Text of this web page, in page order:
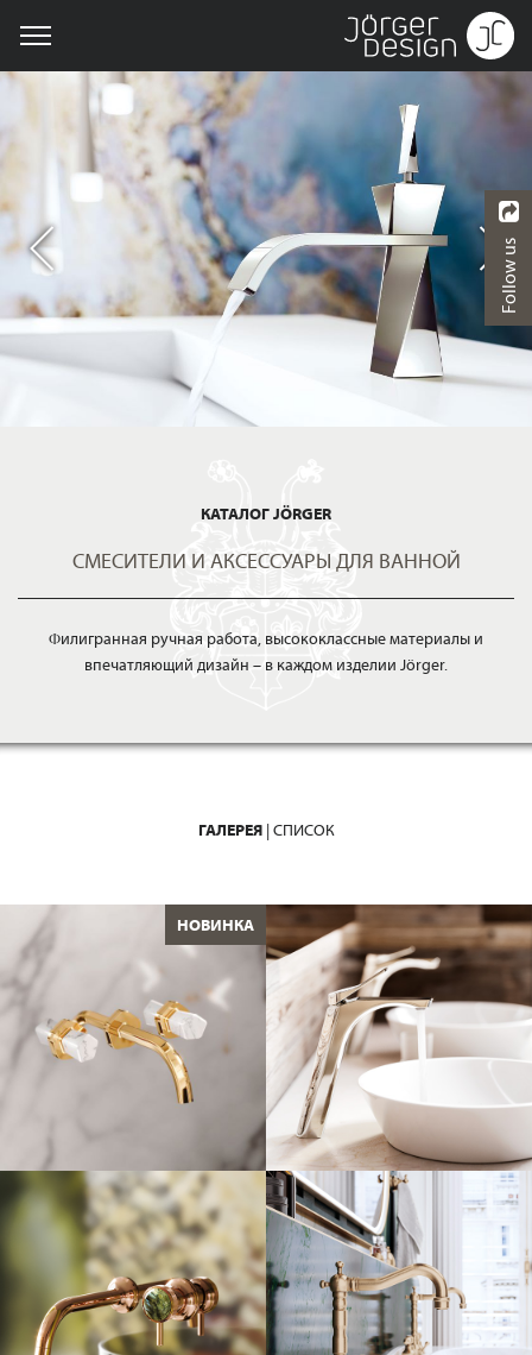
КАТАЛОГ JÖRGER
СМЕСИТЕЛИ И АКСЕССУАРЫ ДЛЯ ВАННОЙ
Филигранная ручная работа, высококлассные материалы и
впечатляющий дизайн – в каждом изделии Jörger.
ГАЛЕРЕЯ|СПИСОК
НОВИНКА
Follow us